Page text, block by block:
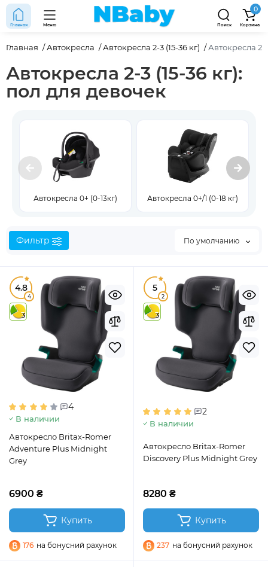
Главная Меню Поиск
0
Корзина
Главная Автокресла Автокресла 2-3 (15-36 кг) Автокресла 2-
Автокресла 2-3 (15-36 кг):
пол для девочек
Автокресла 0+ (0-13кг) Автокресла 0+/1 (0-18 кг)
Фильтр По умолчанию
4.8
4
3
4
В наличии
Автокресло Britax-Romer
Adventure Plus Midnight
Grey
6900 ₴
Купить
176 на бонусний рахунок
5
2
3
2
В наличии
Автокресло Britax-Romer
Discovery Plus Midnight Grey
8280 ₴
Купить
237 на бонусний рахунок